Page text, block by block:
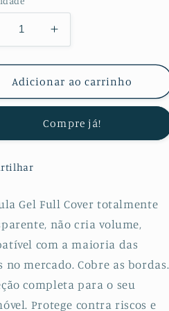
Aumentar
a
quantidade
de
Película
de
Hydrogel
NEX
dual
Screen
Adicionar ao carrinho
Compre já!
Gel Full Cover totalmente
não cria volume,
com a maioria das
no mercado. Cobre as bordas.
completa para o seu
Protege contra riscos e